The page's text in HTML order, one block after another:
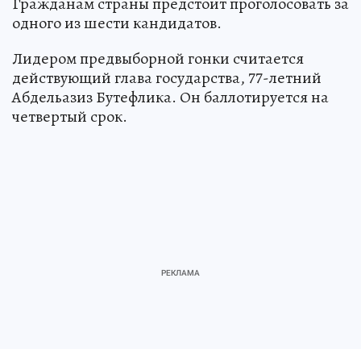
одного из шести кандидатов.
Лидером предвыборной гонки считается
действующий глава государства, 77-летний
Абдельазиз Бутефлика. Он баллотируется на
четвертый срок.